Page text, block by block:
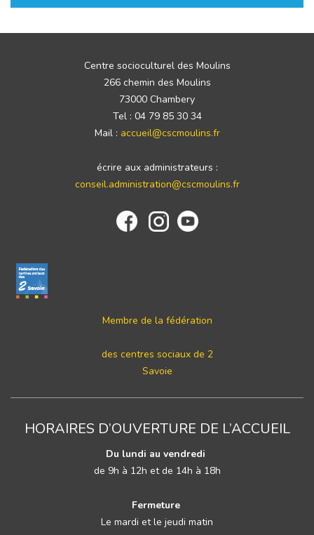
Centre socioculturel des Moulins
266 chemin des Moulins
73000 Chambery
Tel : 04 79 85 30 34
Mail : accueil@cscmoulins.fr
écrire aux administrateurs :
conseil.administration@cscmoulins.fr
Membre de la fédération
des centres sociaux de 2
Savoie
HORAIRES D’OUVERTURE DE L’ACCUEIL
Du lundi au vendredi
de 9h à 12h et de 14h à 18h
Fermeture
Le mardi et le jeudi matin